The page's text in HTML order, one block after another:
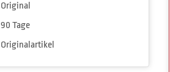
Original
90 Tage
Originalartikel